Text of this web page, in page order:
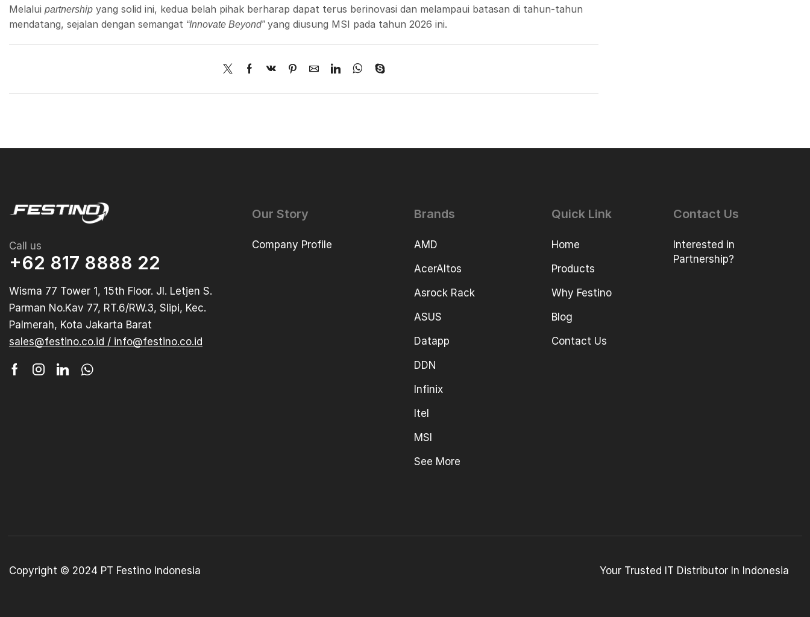
Melalui partnership yang solid ini, kedua belah pihak berharap dapat terus berinovasi dan melampaui batasan di tahun-tahun
mendatang, sejalan dengan semangat “Innovate Beyond”yang diusung MSI pada tahun 2026 ini.
Call us
+62 817 8888 22
Wisma 77 Tower 1, 15th Floor. Jl. Letjen S.
Parman No.Kav 77, RT.6/RW.3, Slipi, Kec.
Palmerah, Kota Jakarta Barat
sales@festino.co.id / info@festino.co.id
Our Story
Company Profile
Brands
AMD
AcerAltos
Asrock Rack
ASUS
Datapp
DDN
Infinix
Itel
MSI
See More
Quick Link
Home
Products
Why Festino
Blog
Contact Us
Contact Us
Interested in
Partnership?
Copyright © 2024 PT Festino Indonesia Your Trusted IT Distributor In Indonesia